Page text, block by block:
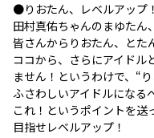
●りおたん、レベルアップ！
田村真佑ちゃんのまゆたん
皆さんからりおたん、とた
ココから、さらにアイドル
ません！というわけで、“
ふさわしいアイドルになる
これ！というポイントを送
目指せレベルアップ！